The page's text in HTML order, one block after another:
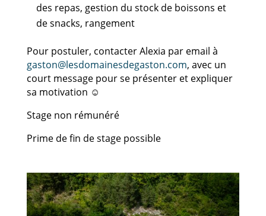
des repas, gestion du stock de boissons et
de snacks, rangement
Pour postuler, contacter Alexia par email à
gaston@lesdomainesdegaston.com, avec un
court message pour se présenter et expliquer
sa motivation ☺️
Stage non rémunéré
Prime de fin de stage possible